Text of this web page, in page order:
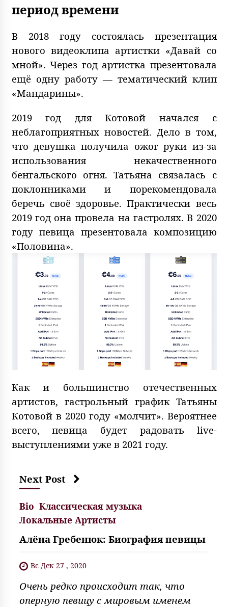
период времени
В 2018 году состоялась презентация
нового видеоклипа артистки «Давай со
мной». Через год артистка презентовала
ещё одну работу — тематический клип
«Мандарины».
2019 год для Котовой начался с
неблагоприятных новостей. Дело в том,
что девушка получила ожог руки из-за
использования некачественного
бенгальского огня. Татьяна связалась с
поклонниками и порекомендовала
беречь своё здоровье. Практически весь
2019 год она провела на гастролях. В 2020
году певица презентовала композицию
«Половина».
Как и большинство отечественных
артистов, гастрольный график Татьяны
Котовой в 2020 году «молчит». Вероятнее
всего, певица будет радовать live-
выступлениями уже в 2021 году.
Next Post
Bio Классическая музыка
Локальные Артисты
Алёна Гребенюк: Биография певицы
Вс Дек 27 , 2020
Очень редко происходит так, что
оперную певицу с мировым именем